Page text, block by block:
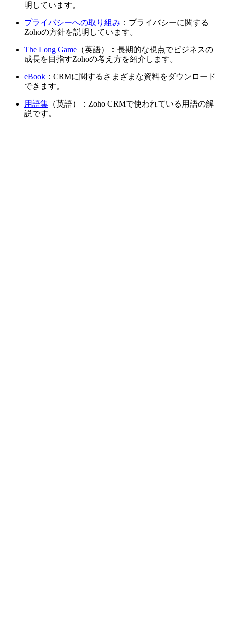
明しています。
プライバシーへの取り組み ：プライバシーに関する
Zohoの方針を説明しています。
The Long Game （英語）：長期的な視点でビジネスの
成長を目指すZohoの考え方を紹介します。
eBook ：CRMに関するさまざまな資料をダウンロード
できます。
用語集 （英語）：Zoho CRMで使われている用語の解
説です。